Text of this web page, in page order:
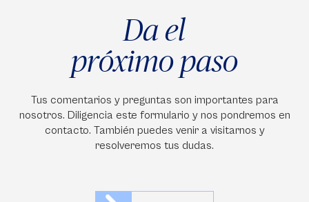
Da el
próximo paso
Tus comentarios y preguntas son importantes para
nosotros. Diligencia este formulario y nos pondremos en
contacto. También puedes venir a visitarnos y
resolveremos tus dudas.